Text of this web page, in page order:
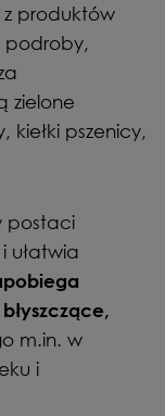
produktów
podroby,
zielone
kiełki pszenicy,
postaci
ułatwia
m.in. w
i